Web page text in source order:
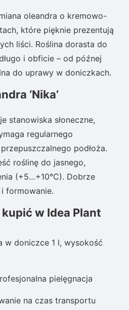
oleandra o kremowo-
które pięknie prezentują
liści. Roślina dorasta do
i obficie – od późnej
do uprawy w doniczkach.
‘Nika’
stanowiska słoneczne,
regularnego
podłoża.
roślinę do jasnego,
(+5…+10°C). Dobrze
formowanie.
w Idea Plant
w doniczce 1 l, wysokość
pielęgnacja
na czas transportu